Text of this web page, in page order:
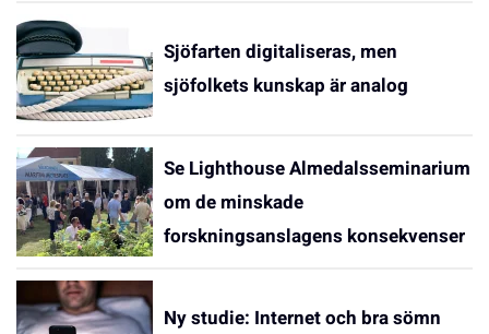
Sjöfarten digitaliseras, men
sjöfolkets kunskap är analog
Se Lighthouse Almedalsseminarium
om de minskade
forskningsanslagens konsekvenser
Ny studie: Internet och bra sömn